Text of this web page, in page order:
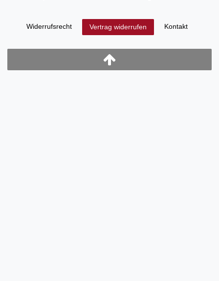
Widerrufs­recht Vertrag widerrufen Kontakt